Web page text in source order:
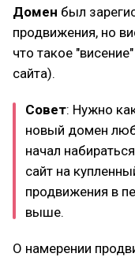
Домен был
продвижения, но
что такое
сайта).
Совет: Нужно
новый домен
начал
сайт на
продвижения в
выше.
О намерении